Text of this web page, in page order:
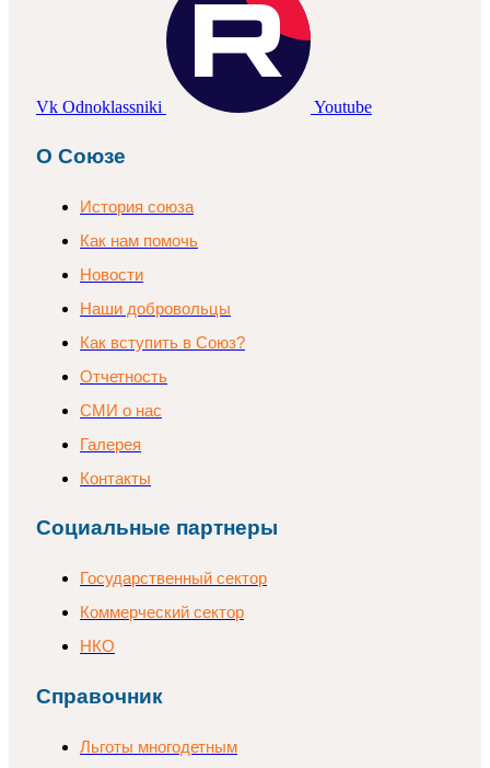
Vk Odnoklassniki Youtube
О Союзе
История союза
Как нам помочь
Новости
Наши добровольцы
Как вступить в Союз?
Отчетность
СМИ о нас
Галерея
Контакты
Социальные партнеры
Государственный сектор
Коммерческий сектор
НКО
Справочник
Льготы многодетным